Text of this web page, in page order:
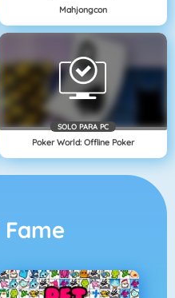
Mahjongcon
SOLO PARA PC
Poker World: Offline Poker
Fame